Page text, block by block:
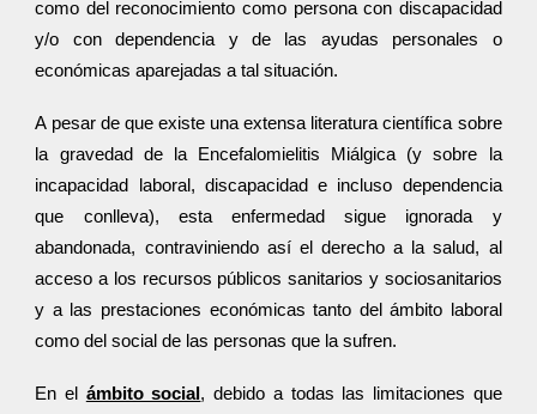
como del reconocimiento como persona con discapacidad
y/o con dependencia y de las ayudas personales o
económicas aparejadas a tal situación.
A pesar de que existe una extensa literatura científica sobre
la gravedad de la Encefalomielitis Miálgica (y sobre la
incapacidad laboral, discapacidad e incluso dependencia
que conlleva), esta enfermedad sigue ignorada y
abandonada, contraviniendo así el derecho a la salud, al
acceso a los recursos públicos sanitarios y sociosanitarios
y a las prestaciones económicas tanto del ámbito laboral
como del social de las personas que la sufren.
En el ámbito social , debido a todas las limitaciones que